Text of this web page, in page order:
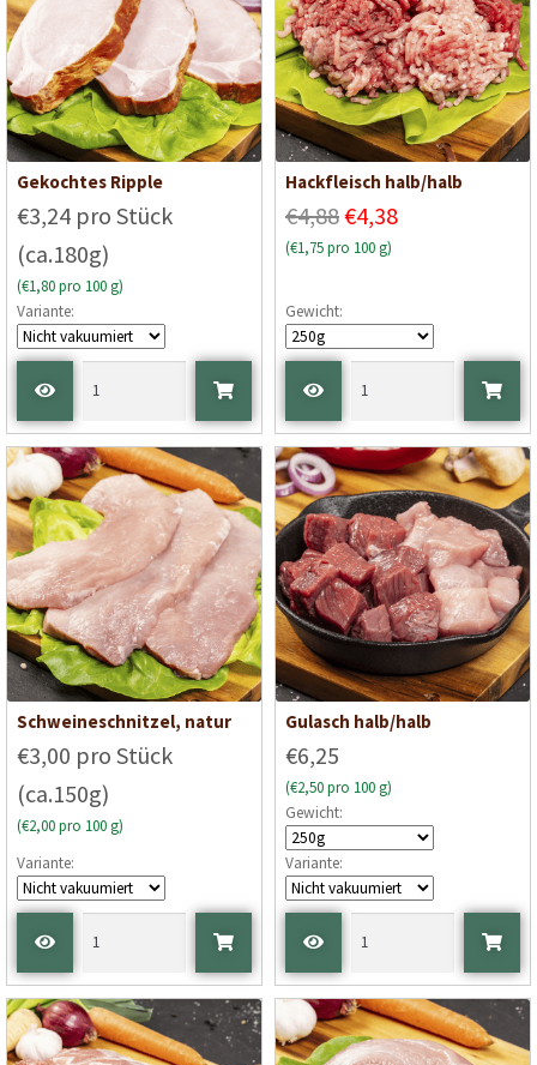
Gekochtes Ripple
€3,24 pro Stück
(ca.180g)
(€1,80 pro 100 g)
Variante:
Hackfleisch halb/halb
€4,88€4,38
(€1,75 pro 100 g)
Gewicht:
Schweineschnitzel, natur
€3,00 pro Stück
(ca.150g)
(€2,00 pro 100 g)
Variante:
Gulasch halb/halb
€6,25
(€2,50 pro 100 g)
Gewicht:
Variante: